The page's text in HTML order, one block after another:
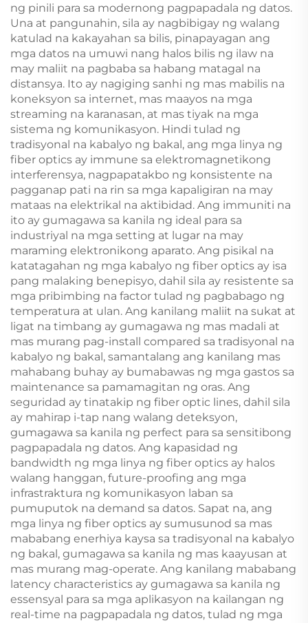
ng pinili para sa modernong pagpapadala ng datos.
Una at pangunahin, sila ay nagbibigay ng walang
katulad na kakayahan sa bilis, pinapayagan ang
mga datos na umuwi nang halos bilis ng ilaw na
may maliit na pagbaba sa habang matagal na
distansya. Ito ay nagiging sanhi ng mas mabilis na
koneksyon sa internet, mas maayos na mga
streaming na karanasan, at mas tiyak na mga
sistema ng komunikasyon. Hindi tulad ng
tradisyonal na kabalyo ng bakal, ang mga linya ng
fiber optics ay immune sa elektromagnetikong
interferensya, nagpapatakbo ng konsistente na
pagganap pati na rin sa mga kapaligiran na may
mataas na elektrikal na aktibidad. Ang immuniti na
ito ay gumagawa sa kanila ng ideal para sa
industriyal na mga setting at lugar na may
maraming elektronikong aparato. Ang pisikal na
katatagahan ng mga kabalyo ng fiber optics ay isa
pang malaking benepisyo, dahil sila ay resistente sa
mga pribimbing na factor tulad ng pagbabago ng
temperatura at ulan. Ang kanilang maliit na sukat at
ligat na timbang ay gumagawa ng mas madali at
mas murang pag-install compared sa tradisyonal na
kabalyo ng bakal, samantalang ang kanilang mas
mahabang buhay ay bumabawas ng mga gastos sa
maintenance sa pamamagitan ng oras. Ang
seguridad ay tinatakip ng fiber optic lines, dahil sila
ay mahirap i-tap nang walang deteksyon,
gumagawa sa kanila ng perfect para sa sensitibong
pagpapadala ng datos. Ang kapasidad ng
bandwidth ng mga linya ng fiber optics ay halos
walang hanggan, future-proofing ang mga
infrastraktura ng komunikasyon laban sa
pumuputok na demand sa datos. Sapat na, ang
mga linya ng fiber optics ay sumusunod sa mas
mababang enerhiya kaysa sa tradisyonal na kabalyo
ng bakal, gumagawa sa kanila ng mas kaayusan at
mas murang mag-operate. Ang kanilang mababang
latency characteristics ay gumagawa sa kanila ng
essensyal para sa mga aplikasyon na kailangan ng
real-time na pagpapadala ng datos, tulad ng mga